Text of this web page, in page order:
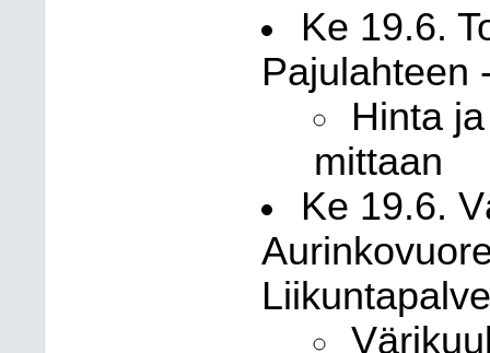
Ke 19.6.
Pajulahteen
Hinta
mittaan
Ke 19.6.